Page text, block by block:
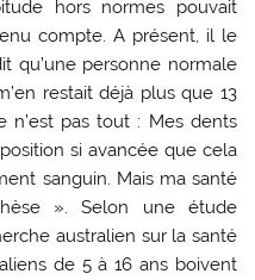
hors normes pouvait
compte. A présent, il le
qu’une personne normale
restait déjà plus que 13
pas tout : Mes dents
si avancée que cela
sanguin. Mais ma santé
». Selon une étude
australien sur la santé
de 5 à 16 ans boivent